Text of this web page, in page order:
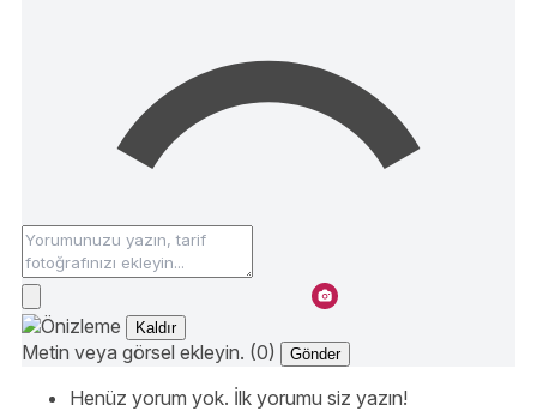
Kaldır
Metin veya görsel ekleyin. (0) Gönder
Henüz yorum yok. İlk yorumu siz yazın!